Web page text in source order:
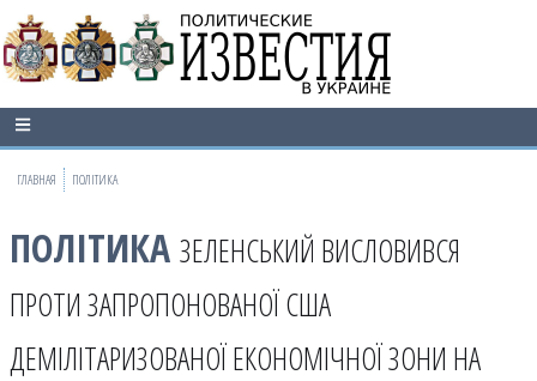
ГЛАВНАЯ ПОЛІТИКА
ПОЛІТИКА ЗЕЛЕНСЬКИЙ ВИСЛОВИВСЯ
ПРОТИ ЗАПРОПОНОВАНОЇ США
ДЕМІЛІТАРИЗОВАНОЇ ЕКОНОМІЧНОЇ ЗОНИ НА